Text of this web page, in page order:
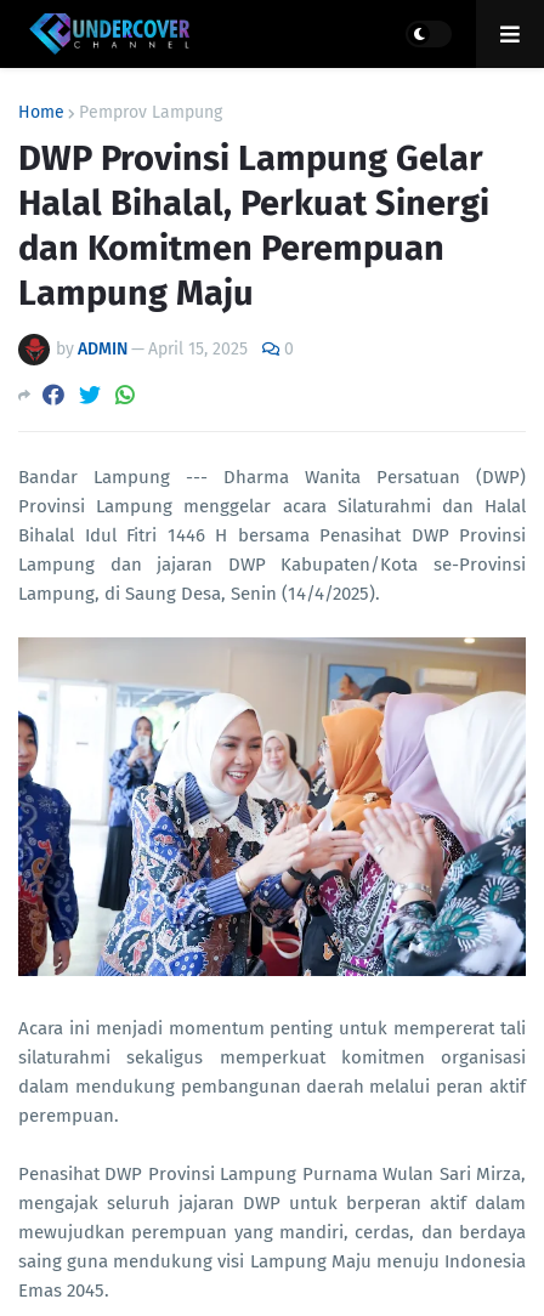
Home Pemprov Lampung
DWP Provinsi Lampung Gelar
Halal Bihalal, Perkuat Sinergi
dan Komitmen Perempuan
Lampung Maju
byADMIN—April 15, 2025 0
Bandar Lampung --- Dharma Wanita Persatuan (DWP)
Provinsi Lampung menggelar acara Silaturahmi dan Halal
Bihalal Idul Fitri 1446 H bersama Penasihat DWP Provinsi
Lampung dan jajaran DWP Kabupaten/Kota se-Provinsi
Lampung, di Saung Desa, Senin (14/4/2025).
Acara ini menjadi momentum penting untuk mempererat tali
silaturahmi sekaligus memperkuat komitmen organisasi
dalam mendukung pembangunan daerah melalui peran aktif
perempuan.
Penasihat DWP Provinsi Lampung Purnama Wulan Sari Mirza,
mengajak seluruh jajaran DWP untuk berperan aktif dalam
mewujudkan perempuan yang mandiri, cerdas, dan berdaya
saing guna mendukung visi Lampung Maju menuju Indonesia
Emas 2045.